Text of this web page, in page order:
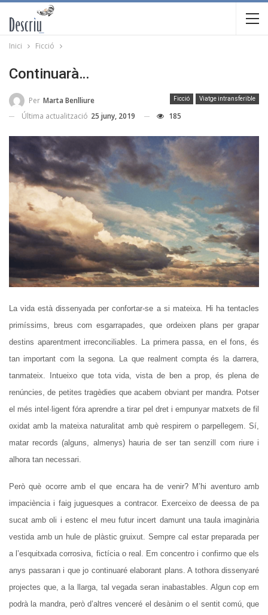
Inici Ficció
Continuarà…
Ficció Viatge intransferible
Per Marta Benlliure
Última actualització 25 juny, 2019 185
La vida està dissenyada per confortar-se a si mateixa. Hi ha tentacles
primíssims, breus com esgarrapades, que ordeixen plans per grapar
destins aparentment irreconciliables. La primera passa, en el fons, és
tan important com la segona. La que realment compta és la darrera,
tanmateix. Intueixo que tota vida, vista de ben a prop, és plena de
renúncies, de petites tragèdies que acabem obviant per mandra. Potser
el més intel·ligent fóra aprendre a tirar pel dret i empunyar matxets de fil
oxidat amb la mateixa naturalitat amb què respirem o parpellegem. Sí,
matar records (alguns, almenys) hauria de ser tan senzill com riure i
alhora tan necessari.
Però què ocorre amb el que encara ha de venir? M’hi aventuro amb
impaciència i faig juguesques a contracor. Exerceixo de deessa de pa
sucat amb oli i estenc el meu futur incert damunt una taula imaginària
vestida amb un hule de plàstic gruixut. Sempre cal estar preparada per
a l’esquitxada corrosiva, fictícia o real. Em concentro i confirmo que els
anys passaran i que jo continuaré elaborant plans. A tothora dissenyaré
projectes que, a la llarga, tal vegada seran inabastables. Algun cop em
podrà la mandra, però d’altres venceré el desànim o el sentit comú, que